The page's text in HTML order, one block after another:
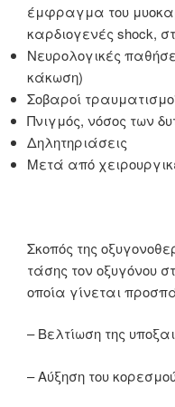
έμφραγμα του
καρδιογενές shock,
Νευρολογικές
κάκωση)
Σοβαροί
Πνιγμός, νόσος των
Δηλητηριάσεις
Μετά από
Σκοπός της
τάσης τον οξυγόνου
οποία γίνεται
– Βελτίωση της
– Αύξηση του